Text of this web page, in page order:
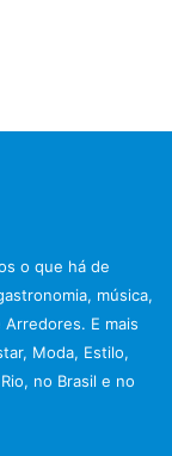
o que há de
música,
E mais
Moda, Estilo,
no Brasil e no